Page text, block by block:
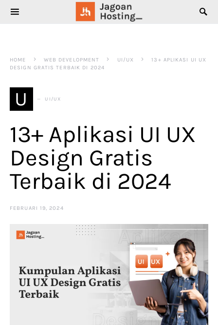
SEARCH FOR:
HOME WEB DEVELOPMENT UI/UX
13+ APLIKASI UI UX
DESIGN GRATIS TERBAIK DI 2024
U UI/UX
13+ Aplikasi UI UX
Design Gratis
Terbaik di 2024
FEBRUARI 19, 2024